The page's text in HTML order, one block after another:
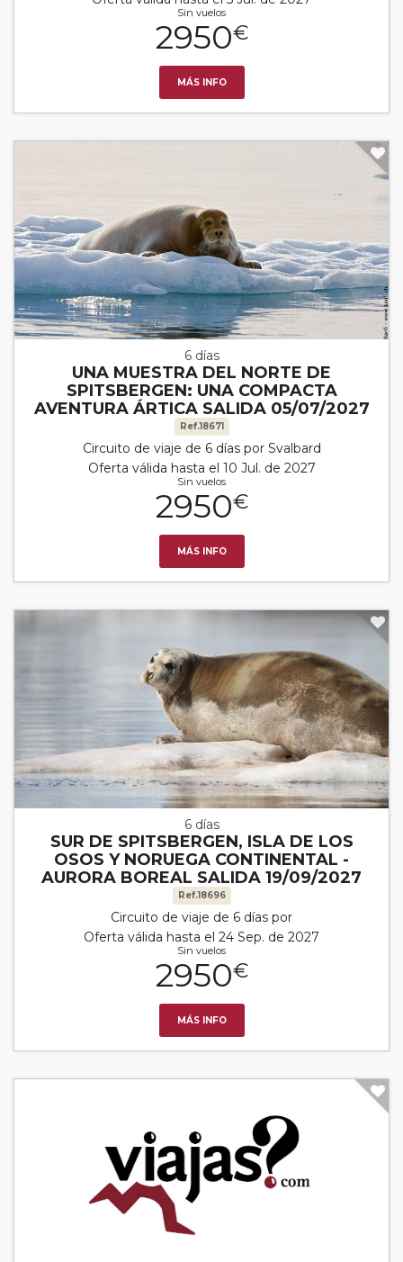
Sin vuelos
2950€
MÁS INFO
6 días
UNA MUESTRA DEL NORTE DE
SPITSBERGEN: UNA COMPACTA
AVENTURA ÁRTICA SALIDA 05/07/2027
Ref.18671
Circuito de viaje de 6 días por Svalbard
Oferta válida hasta el 10 Jul. de 2027
Sin vuelos
2950€
MÁS INFO
6 días
SUR DE SPITSBERGEN, ISLA DE LOS
OSOS Y NORUEGA CONTINENTAL -
AURORA BOREAL SALIDA 19/09/2027
Ref.18696
Circuito de viaje de 6 días por
Oferta válida hasta el 24 Sep. de 2027
Sin vuelos
2950€
MÁS INFO